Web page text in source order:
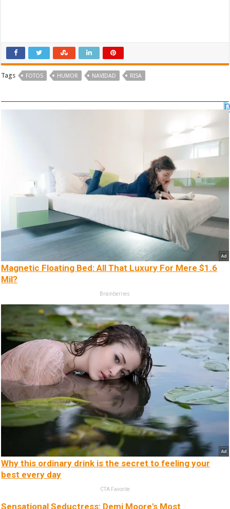
Tags FOTOS HUMOR NAVIDAD RISA
Magnetic Floating Bed: All That Luxury For Mere $1.6
Mil?
Brainberries
Why this ordinary drink is the secret to feeling your
best every day
CTA Favorite
Sensational Seductress: Demi Moore's Most